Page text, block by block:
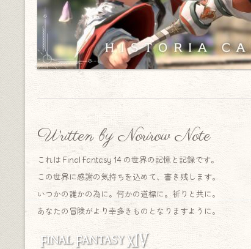
Written by Norirow Note
これは Final Fantasy 14 の世界の記憶と記録です。
この世界に感謝の気持ちを込めて、書き残します。
いつかの誰かの為に。何かの道標に。祈りと共に。
あなたの冒険がより幸多きものとなりますように。